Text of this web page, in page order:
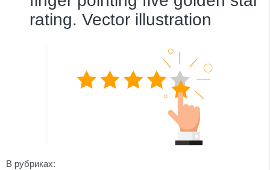
rating. Vector illustration
В рубриках: